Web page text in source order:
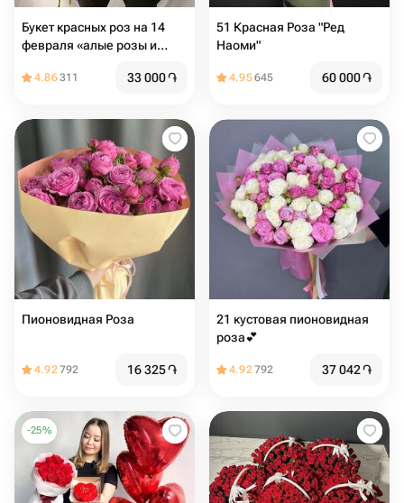
Букет красных роз на 14
февраля «алые розы и
4.86311 33 000֏
51 Красная Роза "Ред
Наоми"
4.95645 60 000֏
Пионовидная Роза
4.92792 16 325֏
21 кустовая пионовидная
роза💕
4.92792 37 042֏
-25%